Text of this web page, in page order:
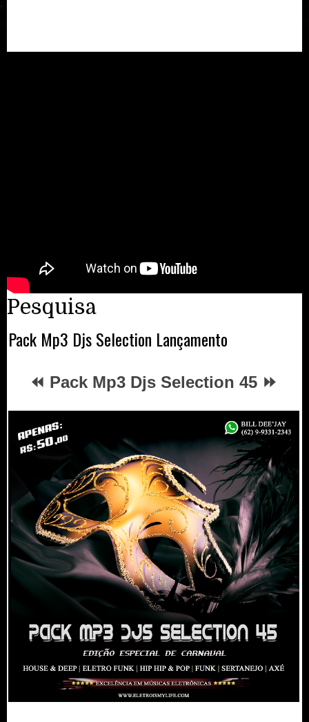
Pesquisa
Pack Mp3 Djs Selection Lançamento
⏪ Pack Mp3 Djs Selection 45 ⏩